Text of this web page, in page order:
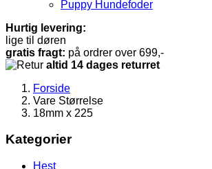
Puppy Hundefoder
Hurtig levering:
lige til døren
gratis fragt: på ordrer over 699,-
altid 14 dages returret
Forside
Vare Størrelse
18mm x 225
Kategorier
Hest